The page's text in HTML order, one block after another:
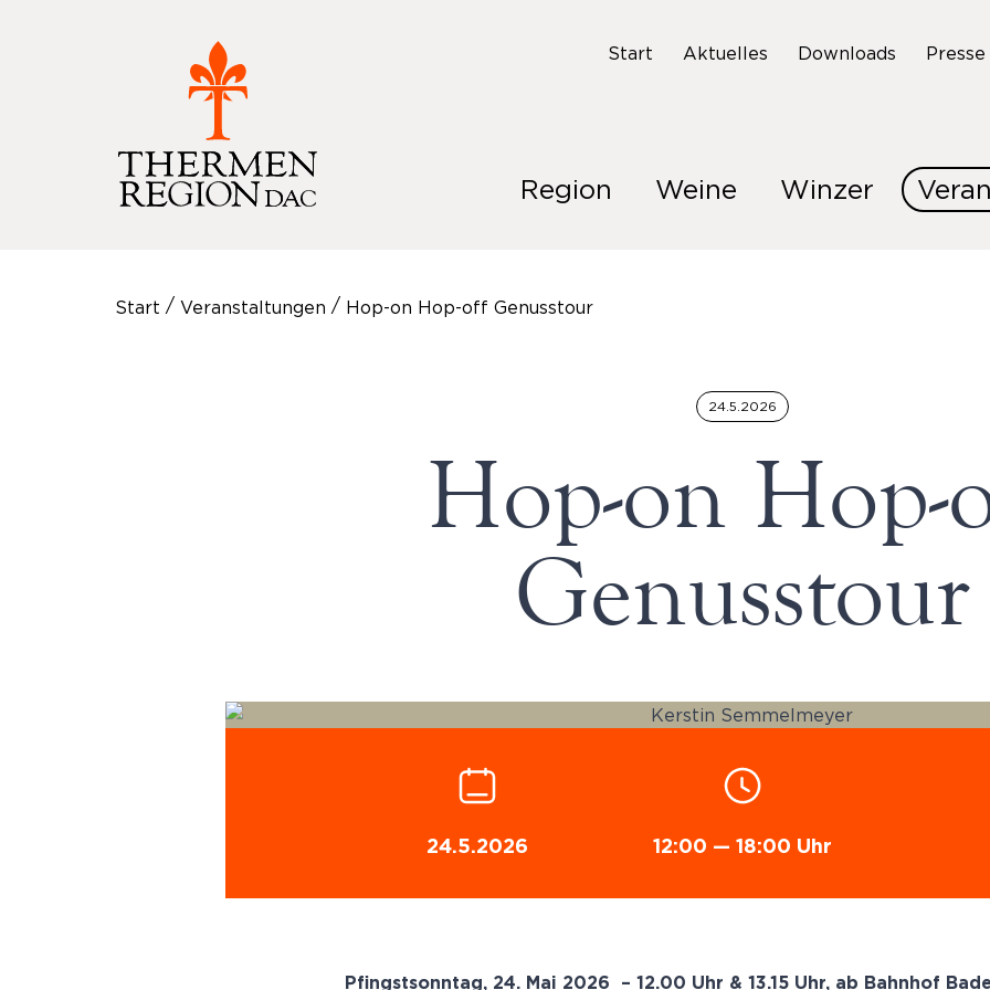
Start Aktuelles Downloads Presse
Region Weine Winzer
Start / Veranstaltungen / Hop-on Hop-off Genusstour
24.5.2026
Hop-on Hop-
Genusstour
24.5.2026 12:00 — 18:00 Uhr
Pfingstsonntag, 24. Mai 2026 – 12.00 Uhr & 13.15 Uhr, ab Bahnhof